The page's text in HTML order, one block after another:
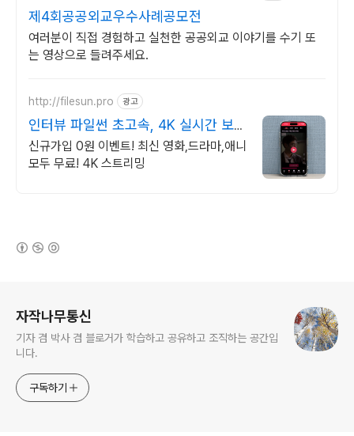
제4회공공외교우수사례공모전
여러분이 직접 경험하고 실천한 공공외교 이야기를 수기 또
는 영상으로 들려주세요.
http://filesun.pro 광고
인터뷰 파일썬 초고속, 4K 실시간 보
기!
신규가입 0원 이벤트! 최신 영화,드라마,애니
모두 무료! 4K 스트리밍
자작나무통신
기자 겸 박사 겸 블로거가 학습하고 공유하고 조직하는 공간입
니다.
구독하기